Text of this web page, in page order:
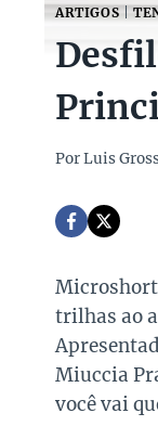
ARTIGOS
PorLuis
trilhas ao
Miuccia
você vai